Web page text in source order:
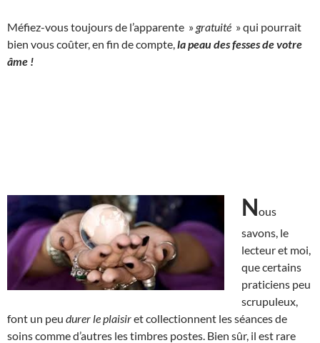
Méfiez-vous toujours de l’apparente » gratuité » qui pourrait
bien vous coûter, en fin de compte, la peau des fesses de votre
âme !
Nous
savons, le
lecteur et moi,
que certains
praticiens peu
scrupuleux,
font un peu durer le plaisiret collectionnent les séances de
soins comme d’autres les timbres postes. Bien sûr, il est rare